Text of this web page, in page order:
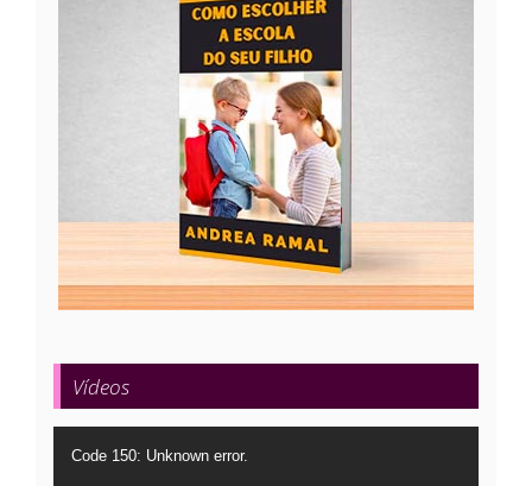
Vídeos
Tocador
Code 150: Unknown error.